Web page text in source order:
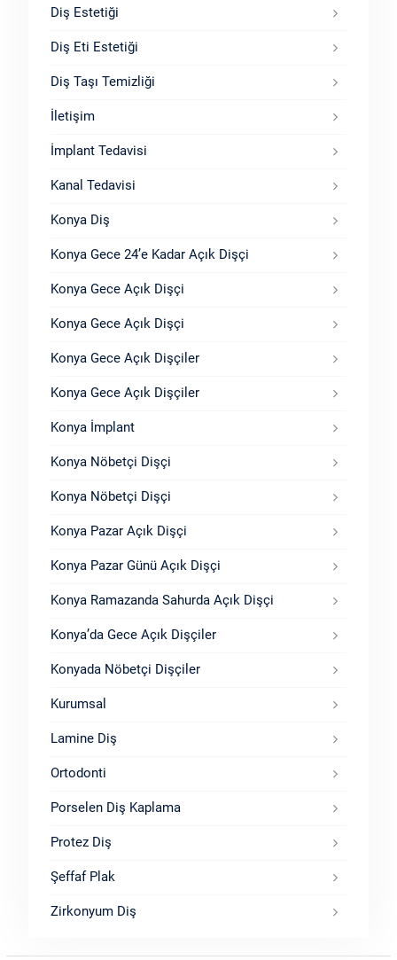
Diş Estetiği
Diş Eti Estetiği
Diş Taşı Temizliği
İletişim
İmplant Tedavisi
Kanal Tedavisi
Konya Diş
Konya Gece 24’e Kadar Açık Dişçi
Konya Gece Açık Dişçi
Konya Gece Açık Dişçi
Konya Gece Açık Dişçiler
Konya Gece Açık Dişçiler
Konya İmplant
Konya Nöbetçi Dişçi
Konya Nöbetçi Dişçi
Konya Pazar Açık Dişçi
Konya Pazar Günü Açık Dişçi
Konya Ramazanda Sahurda Açık Dişçi
Konya’da Gece Açık Dişçiler
Konyada Nöbetçi Dişçiler
Kurumsal
Lamine Diş
Ortodonti
Porselen Diş Kaplama
Protez Diş
Şeffaf Plak
Zirkonyum Diş